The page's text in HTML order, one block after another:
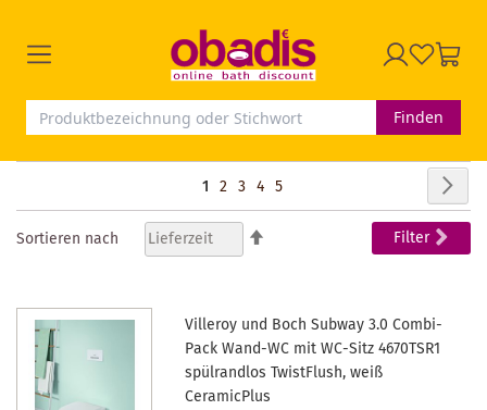
Finden
Seite
Sie
lesen
gerade
1 Seite
2 Seite
3 Seite
4 Seite
5
Sortieren nach Filter
Villeroy und Boch Subway 3.0 Combi-
Pack Wand-WC mit WC-Sitz 4670TSR1
spülrandlos TwistFlush, weiß
CeramicPlus